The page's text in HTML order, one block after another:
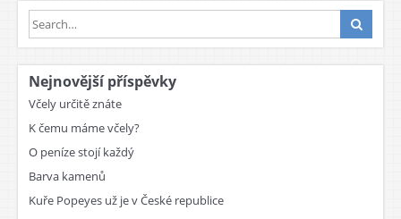
Nejnovější příspěvky
Včely určitě znáte
K čemu máme včely?
O peníze stojí každý
Barva kamenů
Kuře Popeyes už je v České republice